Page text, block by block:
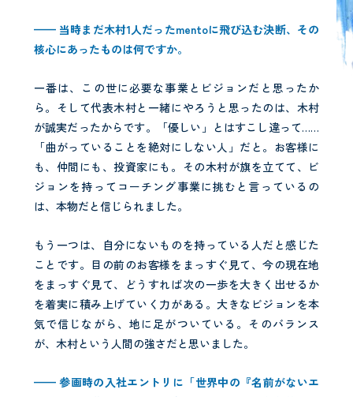
—— 当時まだ木村1人だったmentoに飛び込む決断、その
核心にあったものは何ですか。
一番は、この世に必要な事業とビジョンだと思ったか
ら。そして代表木村と一緒にやろうと思ったのは、木村
が誠実だったからです。「優しい」とはすこし違って……
「曲がっていることを絶対にしない人」だと。お客様に
も、仲間にも、投資家にも。その木村が旗を立てて、ビ
ジョンを持ってコーチング事業に挑むと言っているの
は、本物だと信じられました。
もう一つは、自分にないものを持っている人だと感じた
ことです。目の前のお客様をまっすぐ見て、今の現在地
をまっすぐ見て、どうすれば次の一歩を大きく出せるか
を着実に積み上げていく力がある。大きなビジョンを本
気で信じながら、地に足がついている。そのバランス
が、木村という人間の強さだと思いました。
—— 参画時の入社エントリに「世界中の『名前がないエ